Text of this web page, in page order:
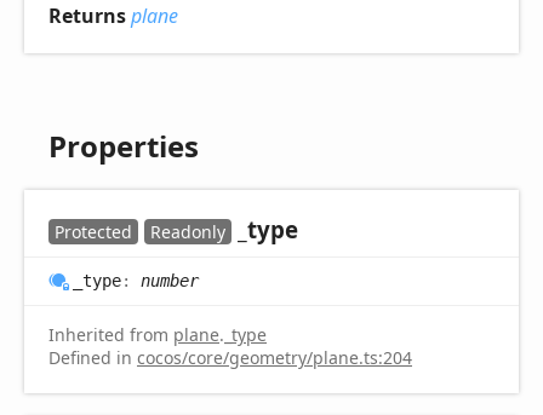
Returnsplane
Properties
Protected Readonly _type
_type: number
Inherited from plane. _type
Defined in cocos/core/geometry/plane.ts:204